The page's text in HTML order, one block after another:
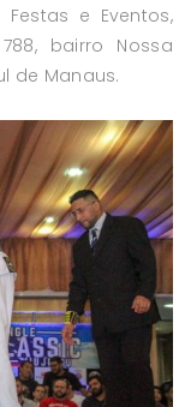
e Eventos,
bairro Nossa
de Manaus.